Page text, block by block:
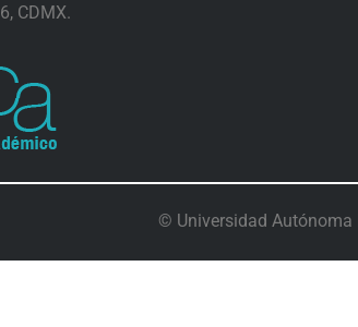
CDMX.
© Universidad